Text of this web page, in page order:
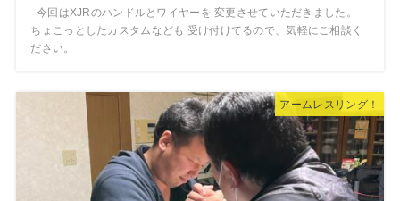
今回はXJRのハンドルとワイヤーを 変更させていただきました。
ちょこっとしたカスタムなども 受け付けてるので、気軽にご相談く
ださい。
アームレスリング！